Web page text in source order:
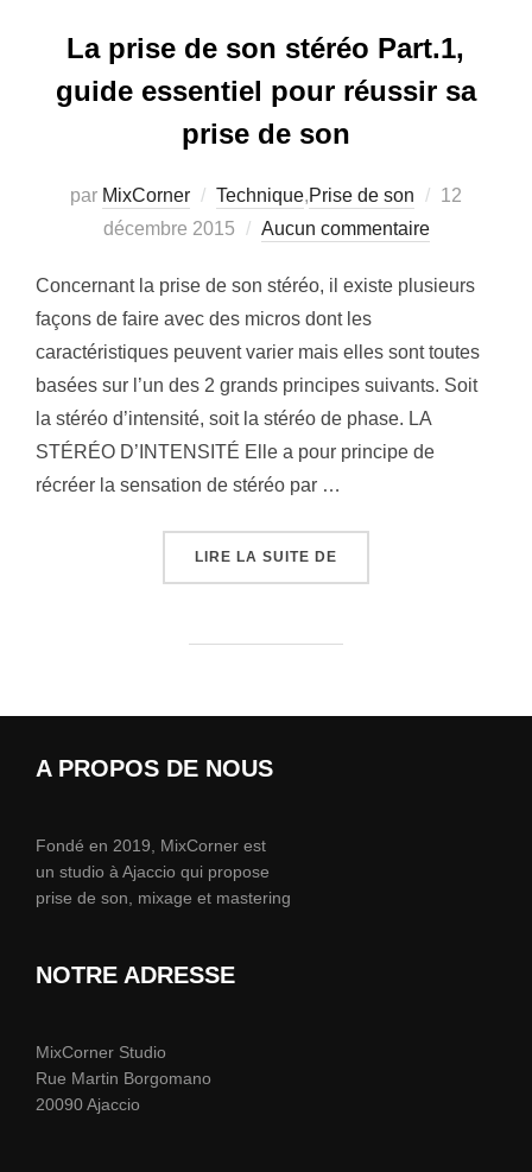
La prise de son stéréo Part.1,
guide essentiel pour réussir sa
prise de son
par MixCorner Technique,Prise de son
12
décembre 2015
Aucun commentaire
Concernant la prise de son stéréo, il existe plusieurs
façons de faire avec des micros dont les
caractéristiques peuvent varier mais elles sont toutes
basées sur l’un des 2 grands principes suivants. Soit
la stéréo d’intensité, soit la stéréo de phase. LA
STÉRÉO D’INTENSITÉ Elle a pour principe de
récréer la sensation de stéréo par …
LIRE LA SUITE DE
A PROPOS DE NOUS
Fondé en 2019, MixCorner est
un studio à Ajaccio qui propose
prise de son, mixage et mastering
NOTRE ADRESSE
MixCorner Studio
Rue Martin Borgomano
20090 Ajaccio